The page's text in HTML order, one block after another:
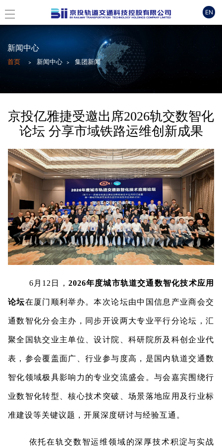
EN
新闻中心
首页 新闻中心 集团新闻
京投亿雅捷受邀出席2026轨交数智化
论坛 分享市域铁路运维创新成果
6月12日， 2026年度城市轨道交通数智化技术应用
论坛在厦门顺利举办。本次论坛由中国信息产业商会交
通数智化分会主办，同步开设两大专业平行分论坛，汇
聚全国轨交业主单位、设计院、科研院所及科创企业代
表，参会覆盖面广、行业参与度高，是国内轨道交通数
智化领域极具影响力的专业交流盛会。与会嘉宾围绕行
业数智化转型、核心技术突破、场景落地应用及行业标
准建设等关键议题，开展深度研讨与经验互通。
依托在轨交数智运维领域的深厚技术积淀与实战